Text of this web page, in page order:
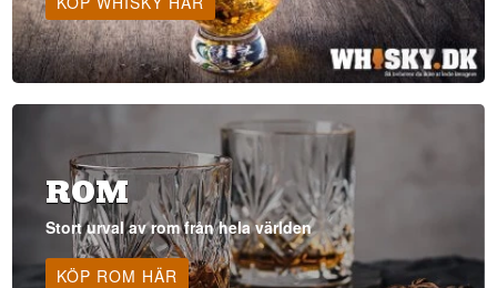
ROM
Stort urval av rom från hela världen
KÖP ROM HÄR